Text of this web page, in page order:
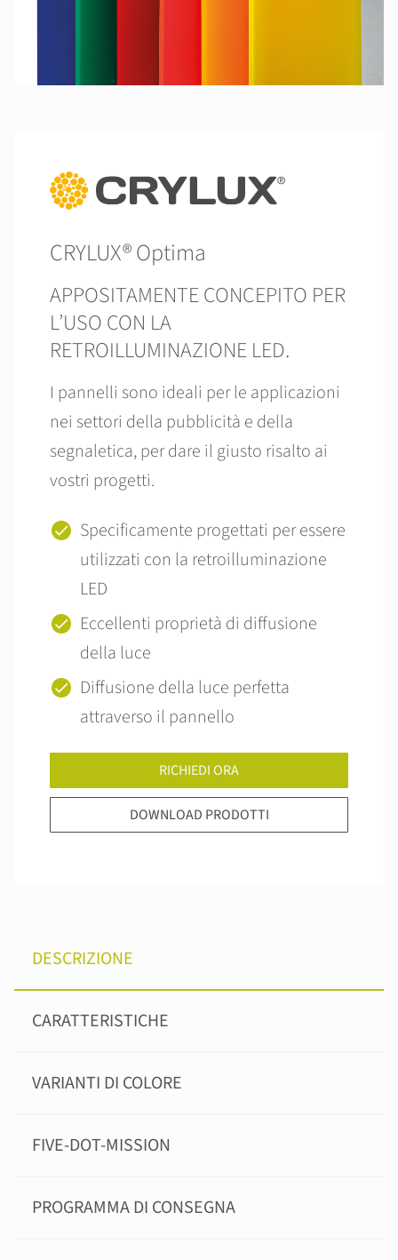
CRYLUX® Optima
APPOSITAMENTE CONCEPITO PER
L’USO CON LA
RETROILLUMINAZIONE LED.
I pannelli sono ideali per le applicazioni
nei settori della pubblicità e della
segnaletica, per dare il giusto risalto ai
vostri progetti.
Specificamente progettati per essere
utilizzati con la retroilluminazione
LED
Eccellenti proprietà di diffusione
della luce
Diffusione della luce perfetta
attraverso il pannello
RICHIEDI ORA
DOWNLOAD PRODOTTI
DESCRIZIONE
CARATTERISTICHE
VARIANTI DI COLORE
FIVE-DOT-MISSION
PROGRAMMA DI CONSEGNA